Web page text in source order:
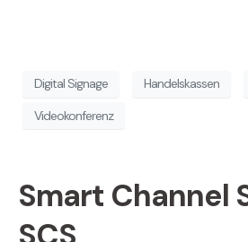
Digital Signage Handelskassen
Videokonferenz
Smart Channel